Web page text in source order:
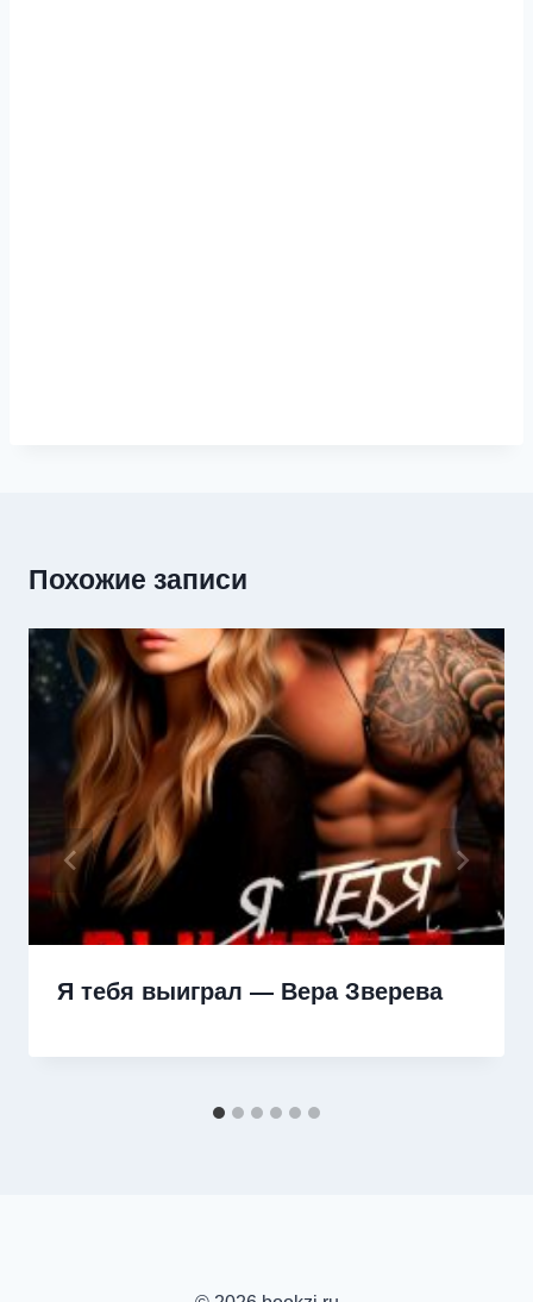
Похожие записи
Я тебя выиграл — Вера Зверева